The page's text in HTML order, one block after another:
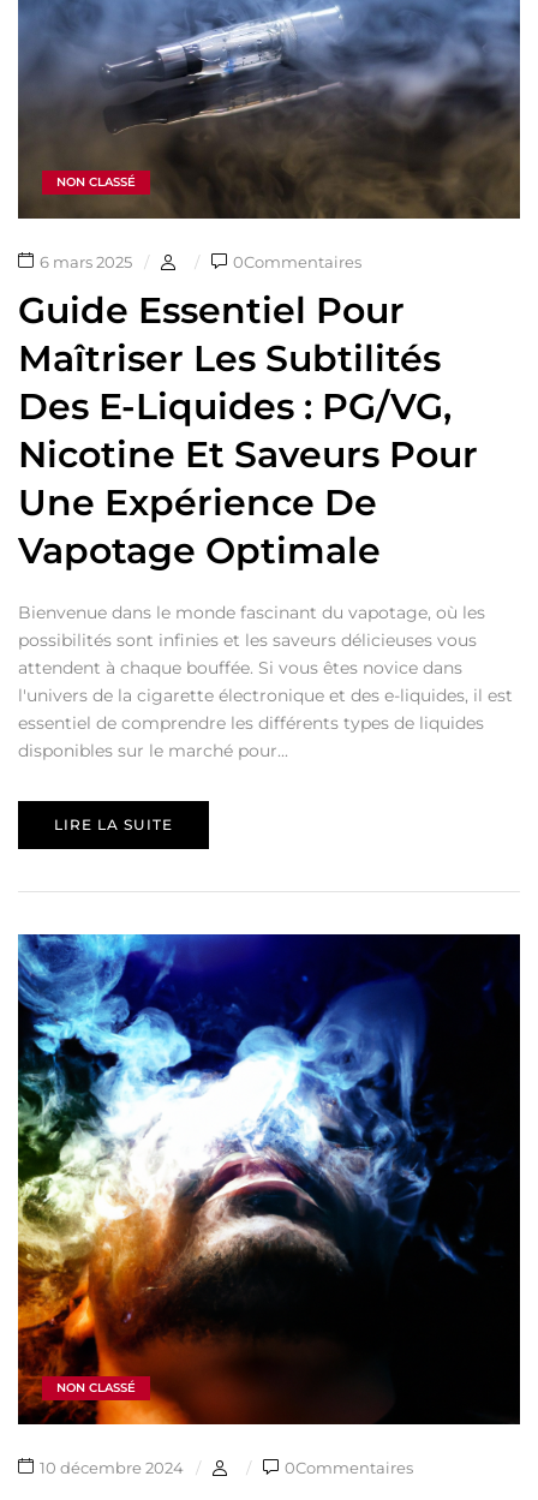
NON CLASSÉ
6 mars 2025 0Commentaires
Guide Essentiel Pour
Maîtriser Les Subtilités
Des E-Liquides : PG/VG,
Nicotine Et Saveurs Pour
Une Expérience De
Vapotage Optimale
Bienvenue dans le monde fascinant du vapotage, où les
possibilités sont infinies et les saveurs délicieuses vous
attendent à chaque bouffée. Si vous êtes novice dans
l'univers de la cigarette électronique et des e-liquides, il est
essentiel de comprendre les différents types de liquides
disponibles sur le marché pour...
LIRE LA SUITE
NON CLASSÉ
10 décembre 2024 0Commentaires